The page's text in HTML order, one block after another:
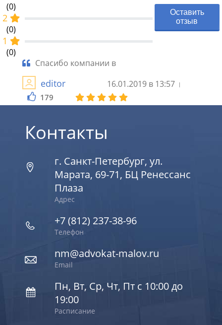
(0)
2
(0)
1
(0)
Оставить
отзыв
Спасибо компании в
editor 16.01.2019 в 13:57
179
Контакты
г. Санкт-Петербург, ул.
Марата, 69-71, БЦ Ренессанс
Плаза
Адрес
+7 (812) 237-38-96
Телефон
nm@advokat-malov.ru
Email
Пн, Вт, Ср, Чт, Пт с 10:00 до
19:00
Расписание